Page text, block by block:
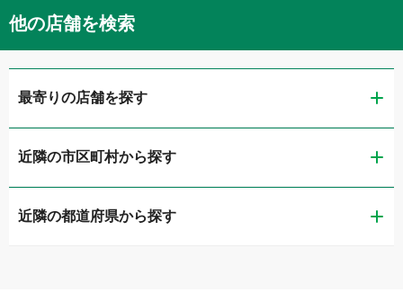
他の店舗を検索
最寄りの店舗を探す
リメイクカーズ仙台上杉店
ガリバー北環状吉成店
近隣の市区町村から探す
仙台市青葉区
近隣の都道府県から探す